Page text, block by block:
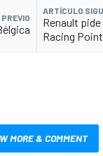
ARTÍCULO
Renault
Racing Point
MORE & COMMENT